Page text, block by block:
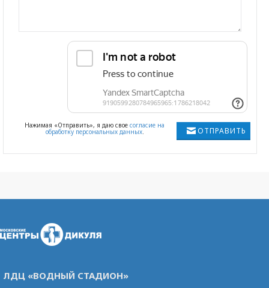
ОТПРАВИТЬ
Нажимая «Отправить», я даю свое согласие на
обработку персональных данных.
ЛДЦ «ВОДНЫЙ СТАДИОН»